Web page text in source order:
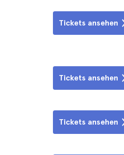
Tickets ansehen
Tickets ansehen
Tickets ansehen